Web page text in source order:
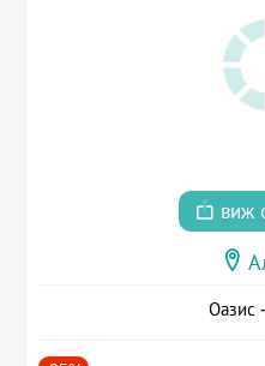
виж
Оазис